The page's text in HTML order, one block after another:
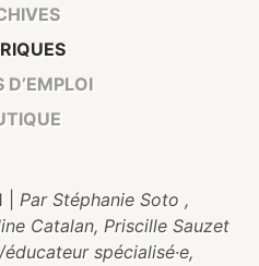
D’EMPLOI
| Par Stéphanie Soto ,
Catalan, Priscille Sauzet
spécialisé·e,